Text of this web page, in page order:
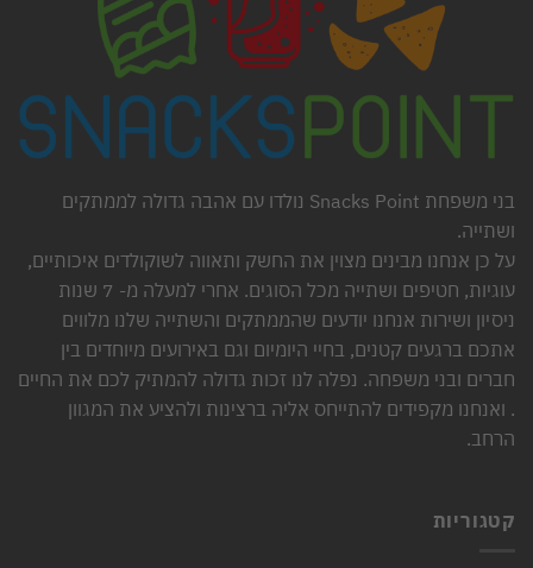
בני משפחת Snacks Point נולדו עם אהבה גדולה לממתקים
ושתייה.
על כן אנחנו מבינים מצוין את החשק ותאווה לשוקולדים איכותיים,
עוגיות, חטיפים ושתייה מכל הסוגים. אחרי למעלה מ- 7 שנות
ניסיון ושירות אנחנו יודעים שהממתקים והשתייה שלנו מלווים
אתכם ברגעים קטנים, בחיי היומיום וגם באירועים מיוחדים בין
חברים ובני משפחה. נפלה לנו זכות גדולה להמתיק לכם את החיים
. ואנחנו מקפידים להתייחס אליה ברצינות ולהציע את המגוון
הרחב.
קטגוריות